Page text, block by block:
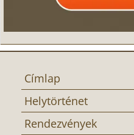
Címlap
Helytörténet
Rendezvények